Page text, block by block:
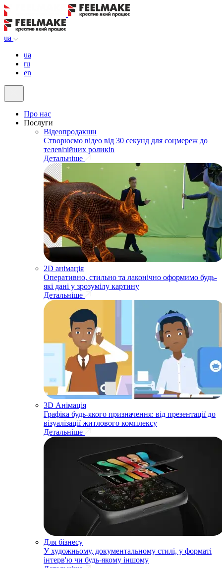
ua
ua
ru
en
Про нас
Послуги
Відеопродакшн
Створюємо відео від 30 секунд для соцмереж до
телевізійних роликів
Детальніше
2D анімація
Оперативно, стильно та лаконічно оформимо будь-
які дані у зрозумілу картину
Детальніше
3D Анімація
Графіка будь-якого призначення: від презентації до
візуалізації житлового комплексу
Детальніше
Для бізнесу
У художньому, документальному стилі, у форматі
інтерв'ю чи будь-якому іншому